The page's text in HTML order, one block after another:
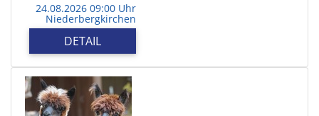
24.08.2026 09:00 Uhr
Niederbergkirchen
DETAIL